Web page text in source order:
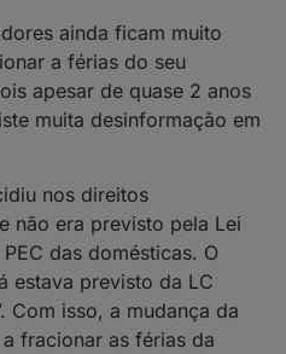
ainda ficam muito
a férias do seu
apesar de quase 2 anos
muita desinformação em
nos direitos
não era previsto pela Lei
das domésticas. O
estava previsto da LC
Com isso, a mudança da
fracionar as férias da